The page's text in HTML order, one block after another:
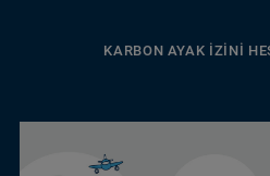
KARBON AYAK İZINI